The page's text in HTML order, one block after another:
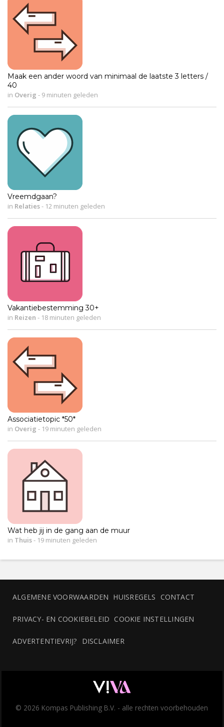
Maak een ander woord van minimaal de laatste 3 letters /
40
in Overig - 9 minuten geleden
Vreemdgaan?
in Relaties- 12 minuten geleden
Vakantiebestemming 30+
in Reizen - 18 minuten geleden
Associatietopic *50*
in Overig - 19 minuten geleden
Wat heb jij in de gang aan de muur
in Thuis- 19 minuten geleden
ALGEMENE VOORWAARDEN HUISREGELS CONTACT
PRIVACY- EN COOKIEBELEID COOKIE INSTELLINGEN
ADVERTENTIEVRIJ? DISCLAIMER
© 2026 Kompas Publishing B.V. - alle rechten voorbehouden